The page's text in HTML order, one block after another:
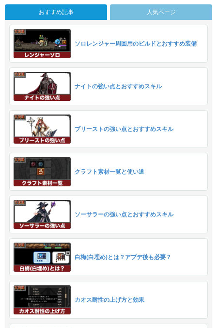
おすすめ記事 人気ページ
ソロレンジャー周回用のビルドとおすすめ装備
ナイトの強い点とおすすめスキル
プリーストの強い点とおすすめスキル
クラフト素材一覧と使い道
ソーサラーの強い点とおすすめスキル
白梅(白埋め)とは？アプデ後も必要？
カオス耐性の上げ方と効果